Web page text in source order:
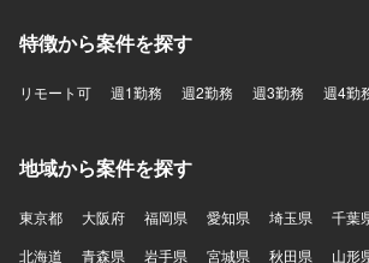
特徴から案件を探す
リモート可 週1勤務 週2勤務 週3勤務 週4勤
地域から案件を探す
東京都 大阪府 福岡県 愛知県 埼玉県 千葉
北海道
青森県 岩手県 宮城県 秋田県 山形